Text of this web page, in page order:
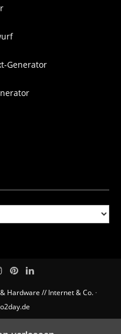
Generator
Hardware // Internet & Co.·